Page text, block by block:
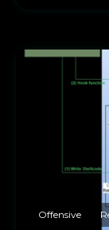
Offensive